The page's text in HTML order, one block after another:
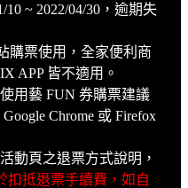
10 ~ 2022/04/30，逾期失
購票使用，全家便利商
APP 皆不適用。
用藝 FUN 券購票建議
Chrome 或 Firefox
動頁之退票方式說明，
扣抵退票手續費，如自